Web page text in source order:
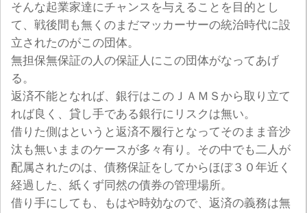
そんな起業家達にチャンスを与えることを目的とし
て、戦後間も無くのまだマッカーサーの統治時代に設
立されたのがこの団体。
無担保無保証の人の保証人にこの団体がなってあげ
る。
返済不能となれば、銀行はこのＪＡＭＳから取り立て
れば良く、貸し手である銀行にリスクは無い。
借りた側はというと返済不履行となってそのまま音沙
汰も無いままのケースが多々有り。その中でも二人が
配属されたのは、債務保証をしてからほぼ３０年近く
経過した、紙くず同然の債券の管理場所。
借り手にしても、もはや時効なので、返済の義務は無